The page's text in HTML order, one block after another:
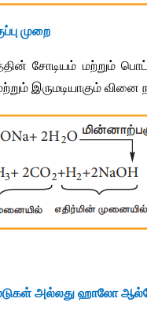
முறை
சோடியம் மற்றும்
இருமடியாகும் வினை
அல்லது ஹாலோ